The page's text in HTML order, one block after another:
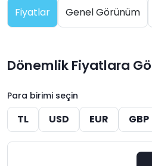
Fiyatlar Genel Görünüm
Dönemlik Fiyatlara
Para birimi seçin
TL USD EUR GBP